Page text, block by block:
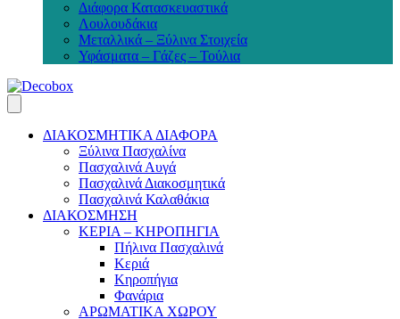
Διάφορα Κατασκευαστικά
Λουλουδάκια
Μεταλλικά – Ξύλινα Στοιχεία
Υφάσματα – Γάζες – Τούλια
ΔΙΑΚΟΣΜΗΤΙΚΑ ΔΙΑΦΟΡΑ
Ξύλινα Πασχαλίνα
Πασχαλινά Αυγά
Πασχαλινά Διακοσμητικά
Πασχαλινά Καλαθάκια
ΔΙΑΚΟΣΜΗΣΗ
ΚΕΡΙΑ – ΚΗΡΟΠΗΓΙΑ
Πήλινα Πασχαλινά
Κεριά
Κηροπήγια
Φανάρια
ΑΡΩΜΑΤΙΚΑ ΧΩΡΟΥ